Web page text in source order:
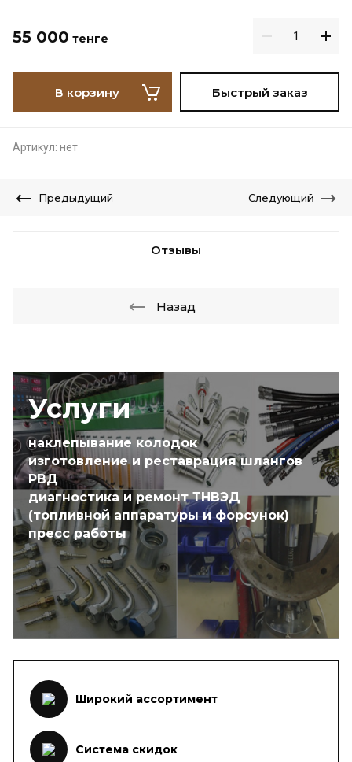
Услуги
наклепывание колодок
изготовление и реставрация шлангов
РВД
диагностика и ремонт ТНВЭД
(топливной аппаратуры и форсунок)
пресс работы
55 000 тенге
В корзину Быстрый заказ
Артикул: нет
Предыдущий Следующий
Отзывы
Назад
Широкий ассортимент
Система скидок